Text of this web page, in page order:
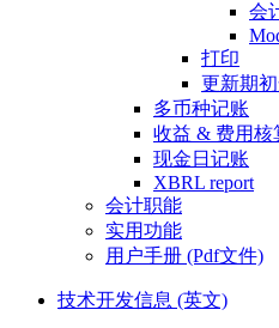
会
打印
更新期
多币种记账
收益 & 费用核
现金日记账
XBRL report
会计职能
实用功能
用户手册 (Pdf文件)
技术开发信息 (英文)